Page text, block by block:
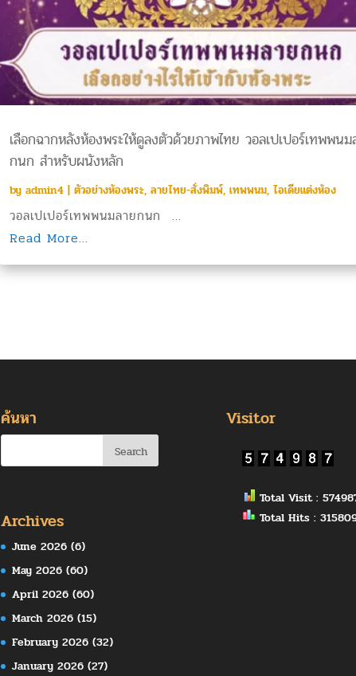
เลือกฉากหลังห้องพระให้ดูลงตัวด้วยภาพไทย วอลเปเปอร์เทพพนม
กนก สำหรับผนังหลัก
by admin4| ตัวอย่างห้องพระ, ลายไทย-สั่งพิมพ์, เทพพนม, ไอเดียแต่งห้อง
วอลเปเปอร์เทพพนมลายกนก ...
Read More...
ค้นหา
Archives
June 2026(6)
May 2026(60)
April 2026(60)
March 2026(15)
February 2026(32)
January 2026(27)
Visitor
Total Visit :
Total Hits :